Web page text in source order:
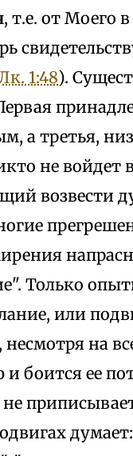
, т.е. от Моего
1:48).
а третья,
не войдет
возвести
Только
или
на
боится ее